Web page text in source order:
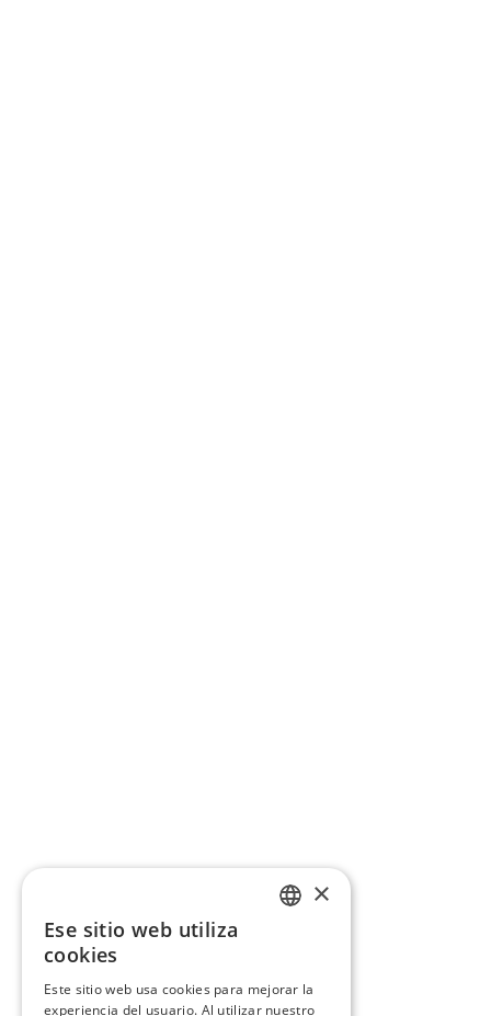
×
Ese sitio web utiliza
cookies
Este sitio web usa cookies para mejorar la
experiencia del usuario. Al utilizar nuestro